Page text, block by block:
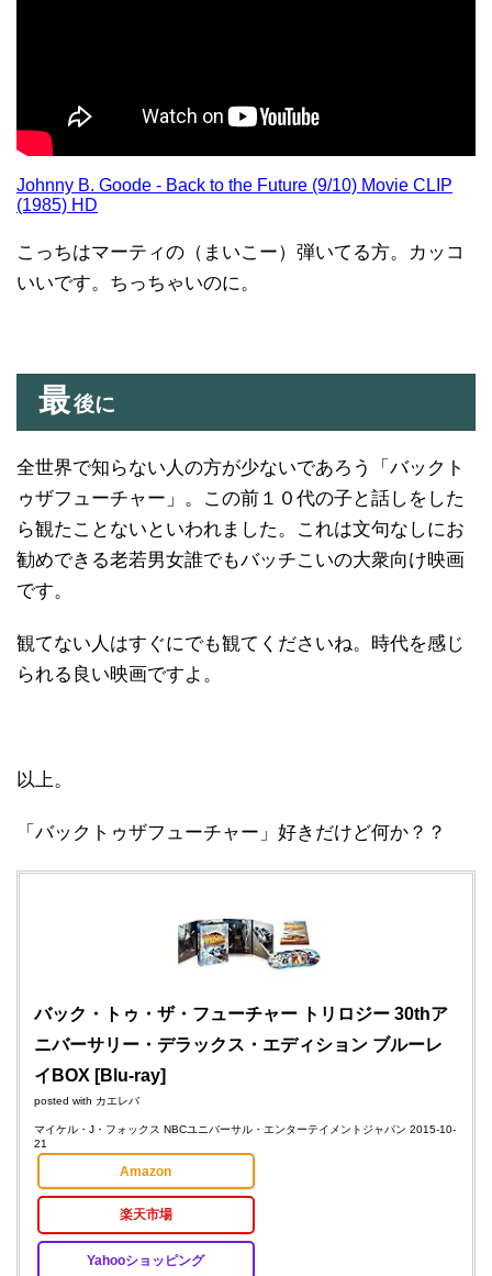
Johnny B. Goode - Back to the Future (9/10) Movie CLIP
(1985) HD
こっちはマーティの（まいこー）弾いてる方。カッコ
いいです。ちっちゃいのに。
最後に
全世界で知らない人の方が少ないであろう「バックト
ゥザフューチャー」。この前１０代の子と話しをした
ら観たことないといわれました。これは文句なしにお
勧めできる老若男女誰でもバッチこいの大衆向け映画
です。
観てない人はすぐにでも観てくださいね。時代を感じ
られる良い映画ですよ。
以上。
「バックトゥザフューチャー」好きだけど何か？？
バック・トゥ・ザ・フューチャー トリロジー 30thア
ニバーサリー・デラックス・エディション ブルーレ
イBOX [Blu-ray]
posted with カエレバ
マイケル・J・フォックス NBCユニバーサル・エンターテイメントジャパン 2015-10-
21
Amazon
楽天市場
Yahooショッピング